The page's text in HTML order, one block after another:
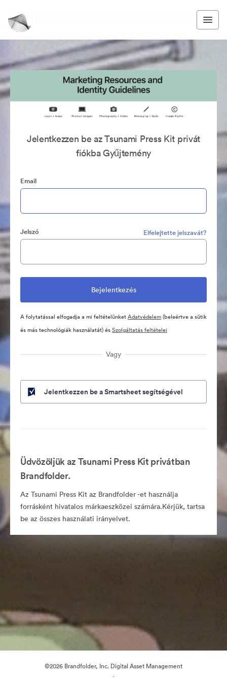
Jelentkezzen be az Tsunami Press Kit privát
fiókba Gyűjtemény
Email
Jelszó Elfelejtette jelszavát?
A folytatással elfogadja a mi feltételünketAdatvédelem(beleértve a sütik
és más technológiák használatát) ésSzolgáltatás feltételei
Vagy
Jelentkezzen be a Smartsheet segítségével
Üdvözöljük az Tsunami Press Kit privátban
Brandfolder.
Az Tsunami Press Kit az Brandfolder -et használja
forrásként hivatalos márkaeszközei számára.Kérjük, tartsa
be az összes használati irányelvet.
©2026 Brandfolder, Inc. Digital Asset Management
·